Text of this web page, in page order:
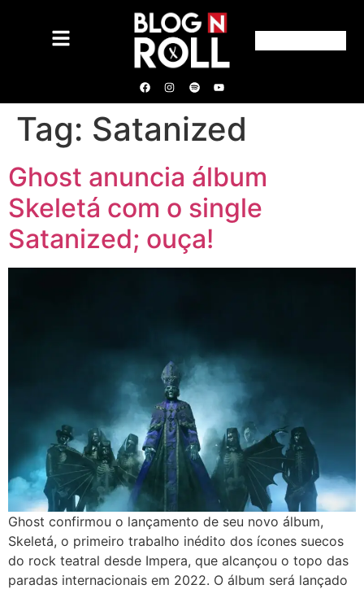
Tag: Satanized
Ghost anuncia álbum
Skeletá com o single
Satanized; ouça!
Ghost confirmou o lançamento de seu novo álbum,
Skeletá, o primeiro trabalho inédito dos ícones suecos
do rock teatral desde Impera, que alcançou o topo das
paradas internacionais em 2022. O álbum será lançado